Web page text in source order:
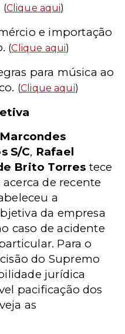
(Clique aqui)
e importação
(Clique aqui)
para música ao
(Clique aqui)
S/C, Rafael
Brito Torres tece
de recente
a
da empresa
caso de acidente
Para o
do Supremo
jurídica
pacificação dos
as